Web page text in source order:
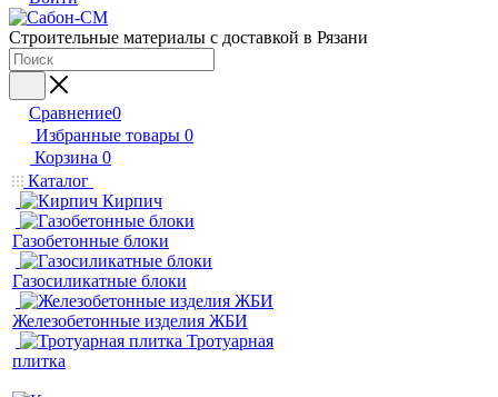
Строительные материалы с доставкой в Рязани
Сравнение0
Избранные товары 0
Корзина 0
Каталог
Кирпич
Газобетонные блоки
Газосиликатные блоки
Железобетонные изделия ЖБИ
Тротуарная
плитка